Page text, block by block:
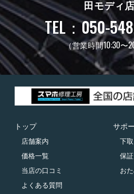
田モディ
TEL：050-
（営業時間10:30〜
トップ
店舗案内
価格一覧
当店の口コミ
よくある質問
サポ
下取
保
お